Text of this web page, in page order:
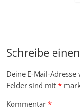
Schreibe
Deine E-Mail-
Felder sind mit*
Kommentar*